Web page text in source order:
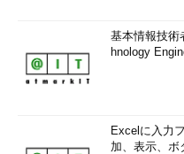
基本情報技術
hnology
Excelに入力
加、表示、ボ